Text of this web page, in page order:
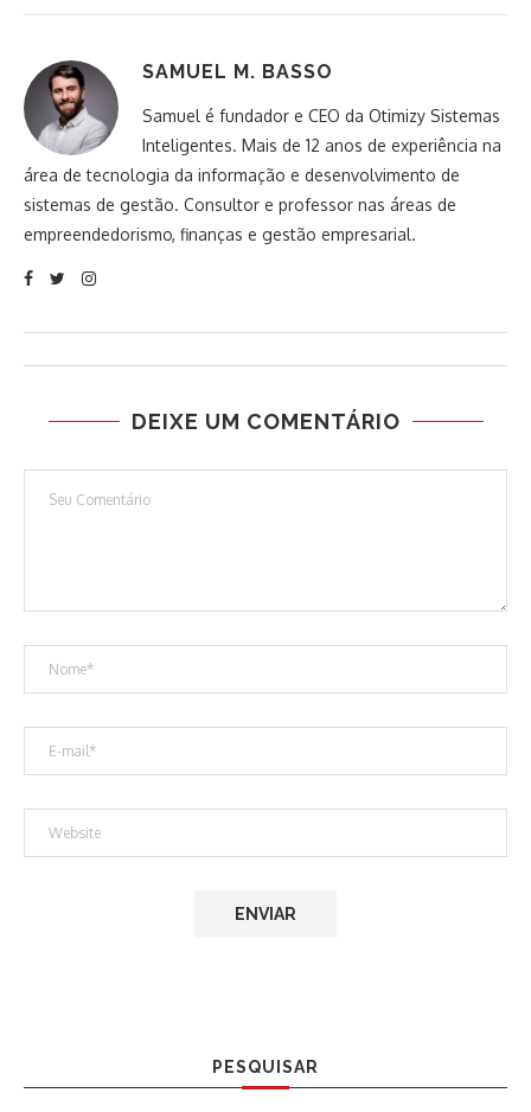
SAMUEL M. BASSO
Samuel é fundador e CEO da Otimizy Sistemas
Inteligentes. Mais de 12 anos de experiência na
área de tecnologia da informação e desenvolvimento de
sistemas de gestão. Consultor e professor nas áreas de
empreendedorismo, finanças e gestão empresarial.
DEIXE UM COMENTÁRIO
PESQUISAR